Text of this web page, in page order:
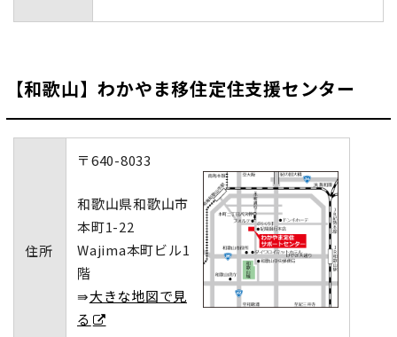
【和歌山】わかやま移住定住支援センター
住所
〒640-8033
和歌山県和歌山市
本町1-22
Wajima本町ビル1
階
⇛大きな地図で見
る